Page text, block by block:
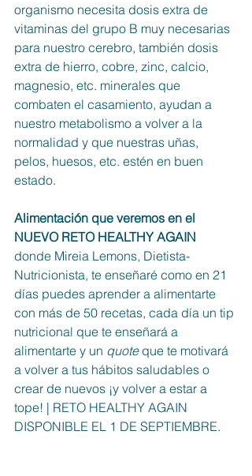
organismo necesita dosis extra de
vitaminas del grupo B muy necesarias
para nuestro cerebro, también dosis
extra de hierro, cobre, zinc, calcio,
magnesio, etc. minerales que
combaten el casamiento, ayudan a
nuestro metabolismo a volver a la
normalidad y que nuestras uñas,
pelos, huesos, etc. estén en buen
estado.
Alimentación que veremos en el
NUEVO RETO HEALTHY AGAIN
donde Mireia Lemons, Dietista-
Nutricionista, te enseñaré como en 21
días puedes aprender a alimentarte
con más de 50 recetas, cada día un tip
nutricional que te enseñará a
alimentarte y un quote que te motivará
a volver a tus hábitos saludables o
crear de nuevos ¡y volver a estar a
tope! | RETO HEALTHY AGAIN
DISPONIBLE EL 1 DE SEPTIEMBRE.